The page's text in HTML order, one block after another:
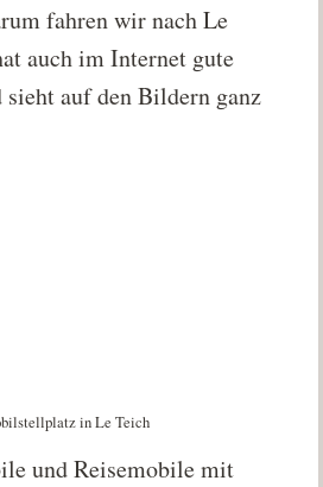
fahren wir nach Le
auch im Internet gute
sieht auf den Bildern ganz
in Le Teich
und Reisemobile mit